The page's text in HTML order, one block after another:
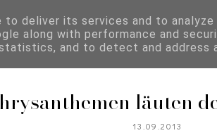
REZEPTKATEGORIEN
läuten
13.09.2013
to deliver its services and to
along with performance and
and to detect and address